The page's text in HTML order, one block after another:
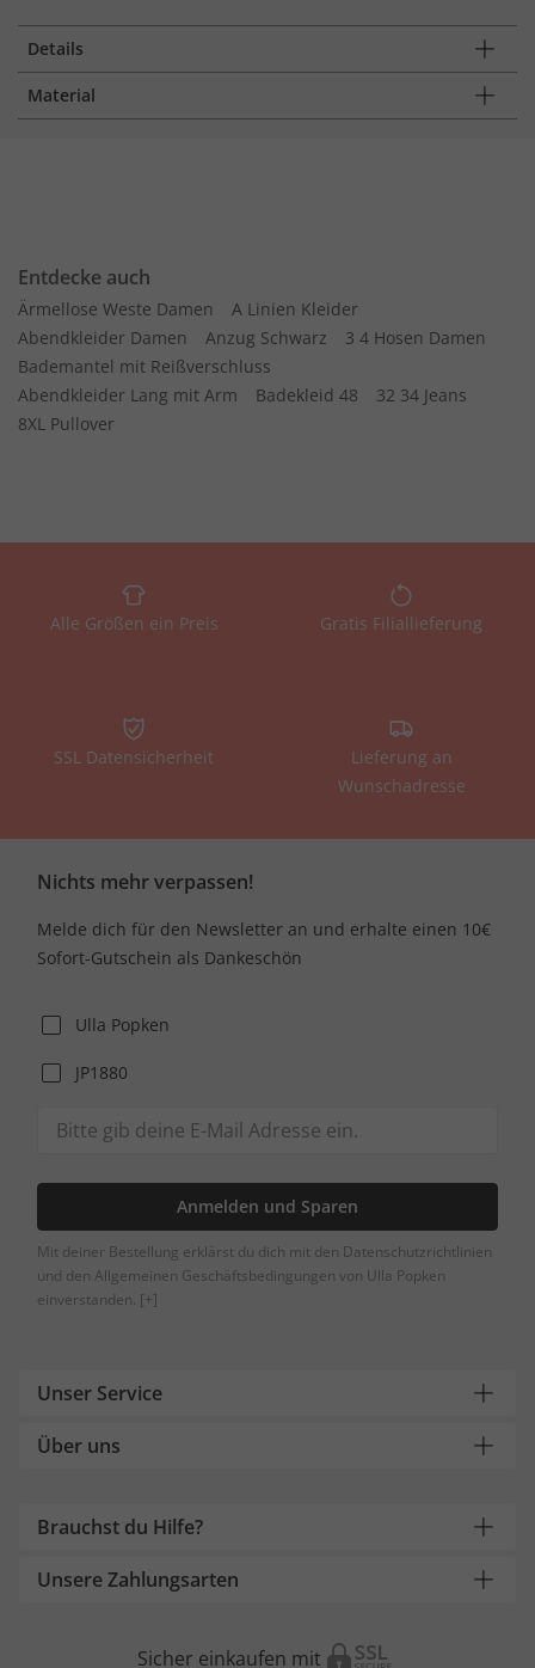
Details
Material
Entdecke auch
Ärmellose Weste Damen
A Linien Kleider
Abendkleider Damen
Anzug Schwarz
3 4 Hosen Damen
Bademantel mit Reißverschluss
Abendkleider Lang mit Arm
Badekleid 48
32 34 Jeans
8XL Pullover
Alle Größen ein Preis Gratis Filiallieferung
SSL Datensicherheit
Lieferung an
Wunschadresse
Nichts mehr verpassen!
Melde dich für den Newsletter an und erhalte einen 10€
Sofort-Gutschein als Dankeschön
Ulla Popken
JP1880
Anmelden und Sparen
Mit deiner Bestellung erklärst du dich mit den Datenschutzrichtlinien
und den Allgemeinen Geschäftsbedingungen von Ulla Popken
einverstanden. [+]
Unser Service
Über uns
Brauchst du Hilfe?
Unsere Zahlungsarten
Sicher einkaufen mit